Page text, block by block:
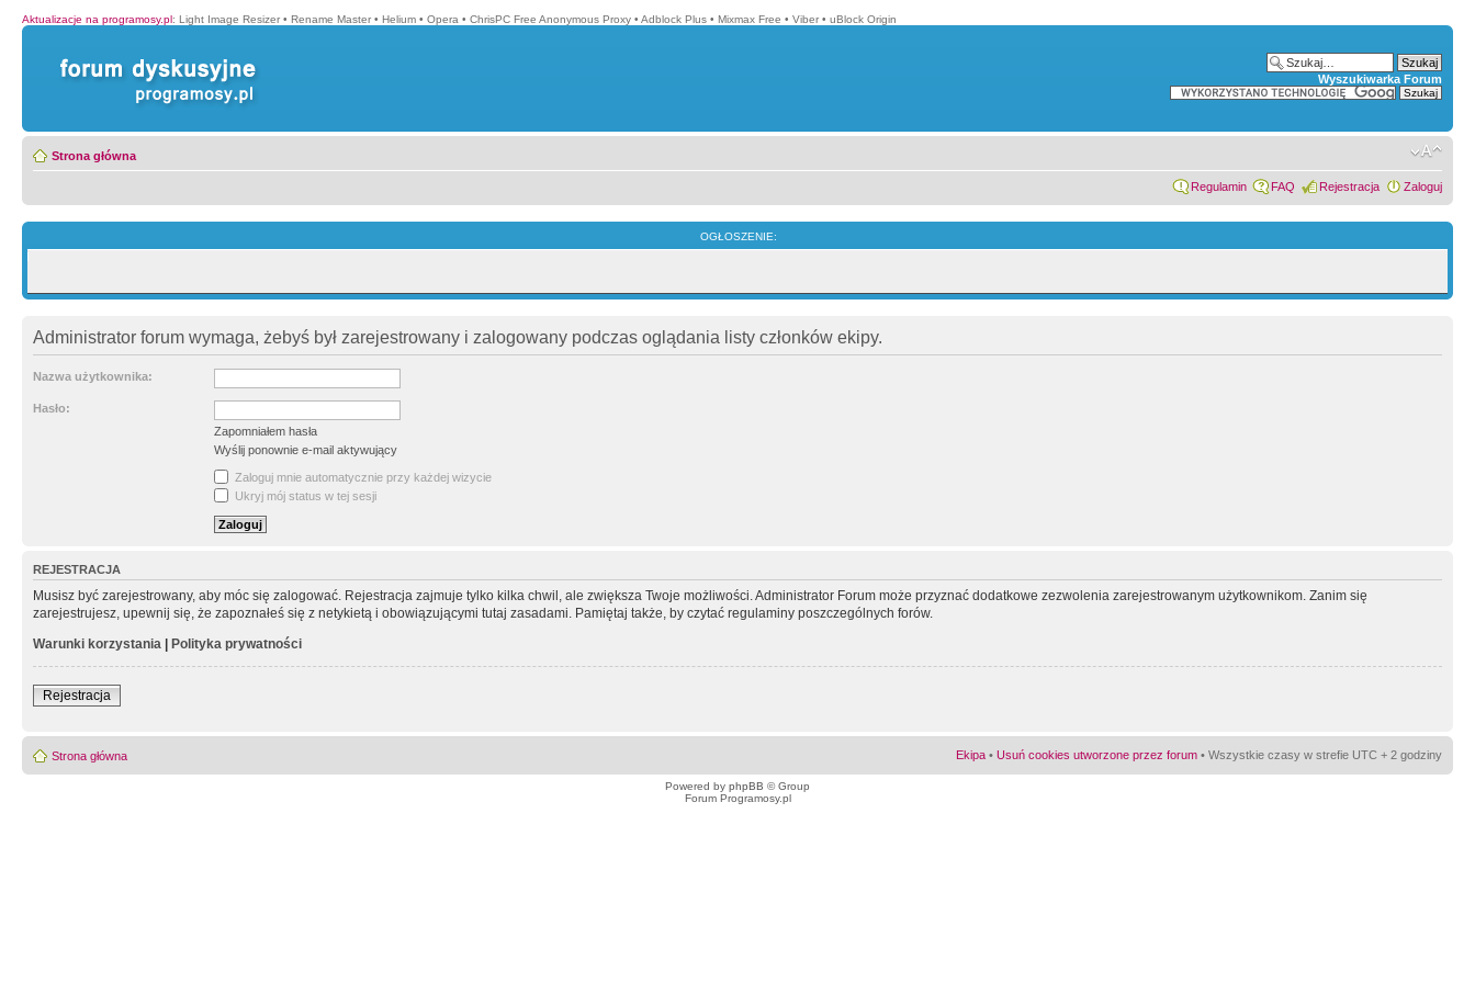
Aktualizacje na programosy.pl: Light Image Resizer • Rename Master • Helium • Opera • ChrisPC Free Anonymous Proxy • Adblock Plus • Mixmax Free • Viber • uBlock Origin
Wyszukiwarka Forum
Strona główna
Regulamin FAQ Rejestracja Zaloguj
OGŁOSZENIE:
Administrator forum wymaga, żebyś był zarejestrowany i zalogowany podczas oglądania listy członków ekipy.
Nazwa użytkownika:
Hasło:
Zapomniałem hasła
Wyślij ponownie e-mail aktywujący
Zaloguj mnie automatycznie przy każdej wizycie
Ukryj mój status w tej sesji
REJESTRACJA
Musisz być zarejestrowany, aby móc się zalogować. Rejestracja zajmuje tylko kilka chwil, ale zwiększa Twoje możliwości. Administrator Forum może przyznać dodatkowe zezwolenia zarejestrowanym użytkownikom. Zanim się
zarejestrujesz, upewnij się, że zapoznałeś się z netykietą i obowiązującymi tutaj zasadami. Pamiętaj także, by czytać regulaminy poszczególnych forów.
Warunki korzystania | Polityka prywatności
Rejestracja
Strona główna Ekipa • Usuń cookies utworzone przez forum • Wszystkie czasy w strefie UTC + 2 godziny
Powered by phpBB © Group
Forum Programosy.pl